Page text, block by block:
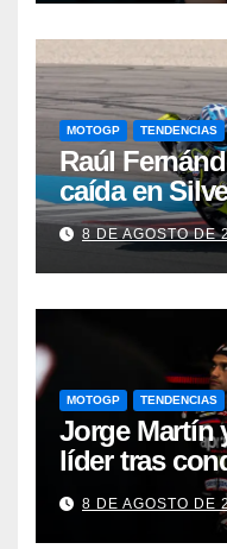
MOTOGP TENDENCIAS
Raúl
caída en
estar con
error mío”
8 DE AGOSTO DE
MOTOGP TENDENCIAS
Jorge Martín
líder tras
“Puede ser
cuestión es
8 DE AGOSTO DE